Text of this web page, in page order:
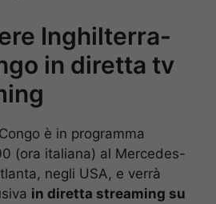
Inghilterra-
in diretta tv
è in programma
(ora italiana) al Mercedes-
negli USA, e verrà
in diretta streaming su